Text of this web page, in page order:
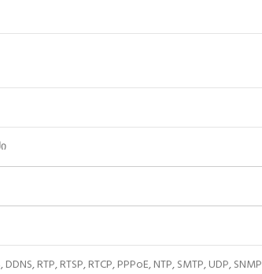
RTP, RTSP, RTCP, PPPoE, NTP, SMTP, UDP, SNMP